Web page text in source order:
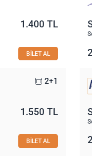
1.400 TL
BİLET AL
2+1
1.550 TL
BİLET AL